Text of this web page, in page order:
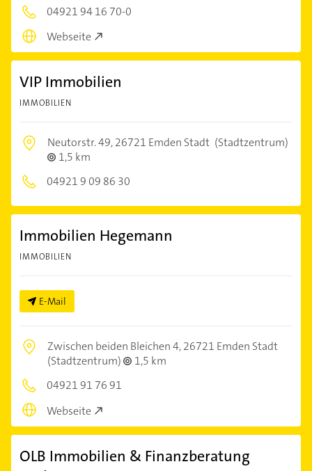
04921 94 16 70-0
Webseite
VIP Immobilien
IMMOBILIEN
Neutorstr. 49,26721 Emden Stadt (Stadtzentrum)
1,5 km
04921 9 09 86 30
Immobilien Hegemann
IMMOBILIEN
E-Mail
Zwischen beiden Bleichen 4,26721 Emden Stadt
(Stadtzentrum)
1,5 km
04921 91 76 91
Webseite
OLB Immobilien & Finanzberatung